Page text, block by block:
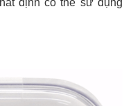
định có thể sử dụng